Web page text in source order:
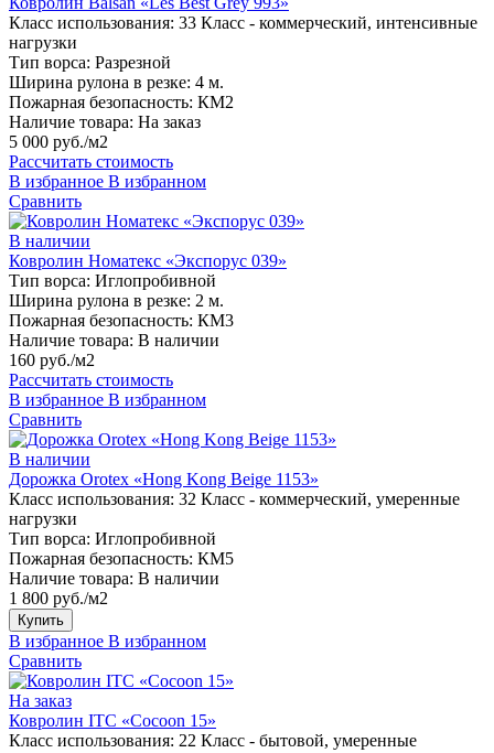
Класс использования: 33 Класс - коммерческий, интенсивные
нагрузки
Тип ворса: Разрезной
Ширина рулона в резке: 4 м.
Пожарная безопасность: КМ2
Наличие товара: На заказ
5 000 руб./м2
Рассчитать стоимость
В избранное В избранном
Сравнить
В наличии
Ковролин Номатекс «Экспорус 039»
Тип ворса: Иглопробивной
Ширина рулона в резке: 2 м.
Пожарная безопасность: КМ3
Наличие товара: В наличии
160 руб./м2
Рассчитать стоимость
В избранное В избранном
Сравнить
В наличии
Дорожка Orotex «Hong Kong Beige 1153»
Класс использования: 32 Класс - коммерческий, умеренные
нагрузки
Тип ворса: Иглопробивной
Пожарная безопасность: КМ5
Наличие товара: В наличии
1 800 руб./м2
Купить
В избранное В избранном
Сравнить
На заказ
Ковролин ITC «Cocoon 15»
Класс использования: 22 Класс - бытовой, умеренные